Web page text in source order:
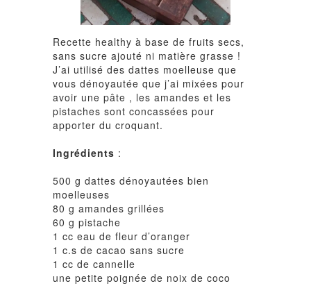
Recette healthy à base de fruits secs,
sans sucre ajouté ni matière grasse !
J’ai utilisé des dattes moelleuse que
vous dénoyautée que j’ai mixées pour
avoir une pâte , les amandes et les
pistaches sont concassées pour
apporter du croquant.
Ingrédients :
500 g dattes dénoyautées bien
moelleuses
80 g amandes grillées
60 g pistache
1 cc eau de fleur d’oranger
1 c.s de cacao sans sucre
1 cc de cannelle
une petite poignée de noix de coco